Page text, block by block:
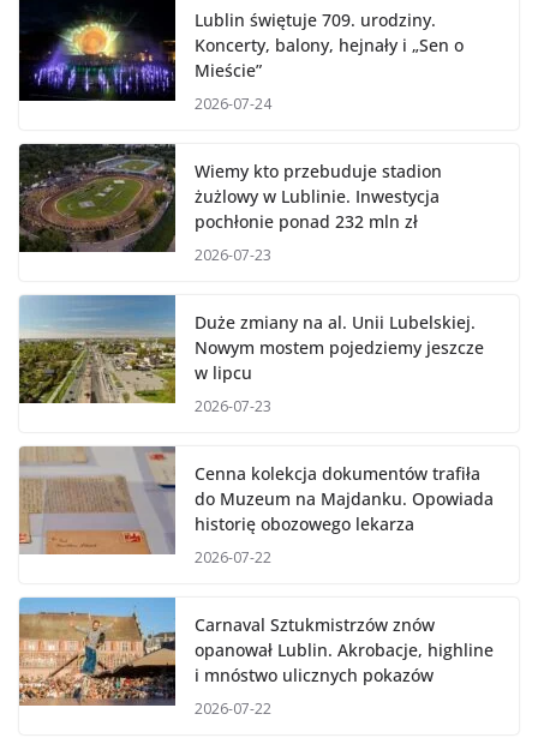
Lublin świętuje 709. urodziny.
Koncerty, balony, hejnały i „Sen o
Mieście”
2026-07-24
Wiemy kto przebuduje stadion
żużlowy w Lublinie. Inwestycja
pochłonie ponad 232 mln zł
2026-07-23
Duże zmiany na al. Unii Lubelskiej.
Nowym mostem pojedziemy jeszcze
w lipcu
2026-07-23
Cenna kolekcja dokumentów trafiła
do Muzeum na Majdanku. Opowiada
historię obozowego lekarza
2026-07-22
Carnaval Sztukmistrzów znów
opanował Lublin. Akrobacje, highline
i mnóstwo ulicznych pokazów
2026-07-22